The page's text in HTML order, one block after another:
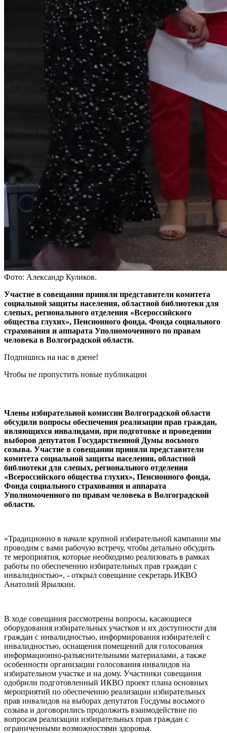
Фото: Александр Куликов.
Участие в совещании приняли представители комитета
социальной защиты населения, областной библиотеки для
слепых, регионального отделения «Всероссийского
общества глухих», Пенсионного фонда, Фонда социального
страхования и аппарата Уполномоченного по правам
человека в Волгоградской области.
Подпишись на нас в дзене!
Чтобы не пропустить новые публикации
Члены избирательной комиссии Волгоградской области
обсудили вопросы обеспечения реализации прав граждан,
являющихся инвалидами, при подготовке и проведении
выборов депутатов Государственной Думы восьмого
созыва. Участие в совещании приняли представители
комитета социальной защиты населения, областной
библиотеки для слепых, регионального отделения
«Всероссийского общества глухих», Пенсионного фонда,
Фонда социального страхования и аппарата
Уполномоченного по правам человека в Волгоградской
области.
«Традиционно в начале крупной избирательной кампании мы
проводим с вами рабочую встречу, чтобы детально обсудить
те мероприятия, которые необходимо реализовать в рамках
работы по обеспечению избирательных прав граждан с
инвалидностью», - открыл совещание секретарь ИКВО
Анатолий Ярылкин.
В ходе совещания рассмотрены вопросы, касающиеся
оборудования избирательных участков и их доступности для
граждан с инвалидностью, информирования избирателей с
инвалидностью, оснащения помещений для голосования
информационно-разъяснительными материалами, а также
особенности организации голосования инвалидов на
избирательном участке и на дому. Участники совещания
одобрили подготовленный ИКВО проект плана основных
мероприятий по обеспечению реализации избирательных
прав инвалидов на выборах депутатов Госдумы восьмого
созыва и договорились продолжить взаимодействие по
вопросам реализации избирательных прав граждан с
ограниченными возможностями здоровья.